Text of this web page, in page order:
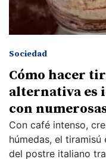
Sociedad
Cómo hacer
alternativa es
con
Con café intenso,
húmedas, el
del postre italiano